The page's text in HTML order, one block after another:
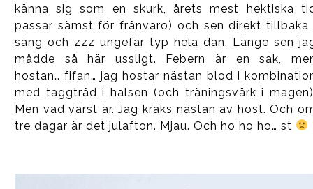
känna sig som en skurk, årets mest hektiska
passar sämst för frånvaro) och sen direkt tillbaka
säng och zzz ungefär typ hela dan. Länge sen
mådde så här ussligt. Febern är en sak,
hostan… fifan… jag hostar nästan blod i
med taggtråd i halsen (och träningsvärk i
Men vad värst är. Jag kräks nästan av host. Och
tre dagar är det julafton. Mjau. Och ho ho ho… st